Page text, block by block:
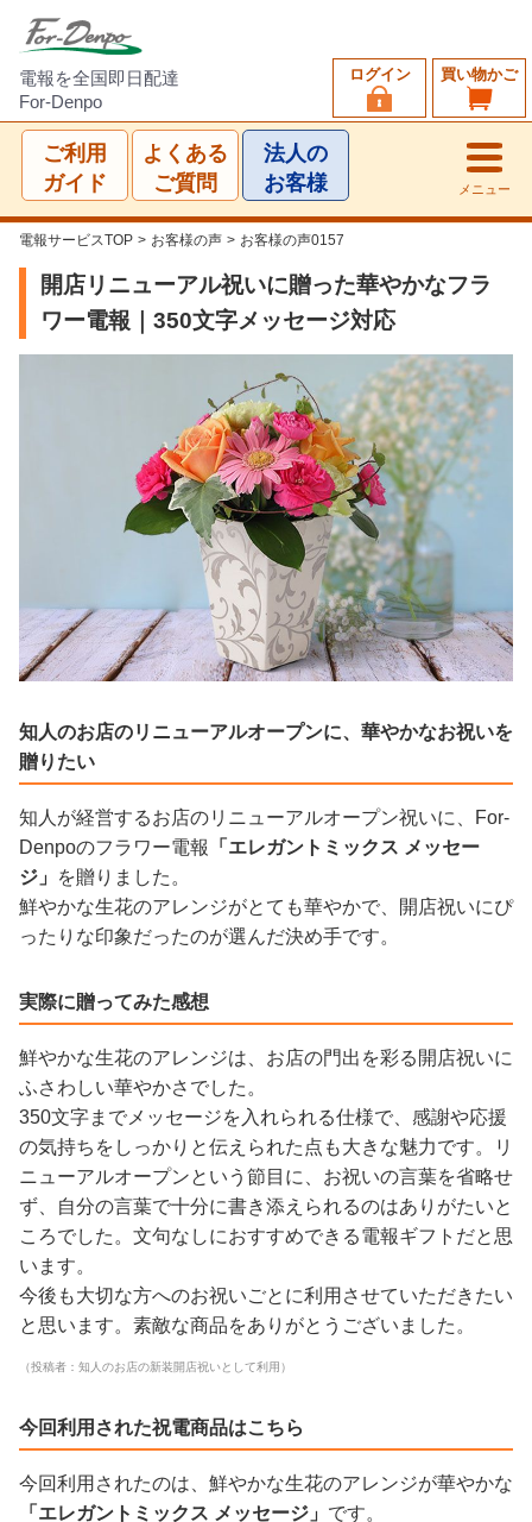
電報を全国即日配達
For-Denpo
買い物かご
ログイン
ご利用
ガイド
よくある
ご質問
法人の
お客様
メニュー
電報サービスTOP > お客様の声 > お客様の声0157
開店リニューアル祝いに贈った華やかなフラ
ワー電報｜350文字メッセージ対応
知人のお店のリニューアルオープンに、華やかなお祝いを
贈りたい
知人が経営するお店のリニューアルオープン祝いに、For-
Denpoのフラワー電報
「エレガントミックス メッセー
ジ」
を贈りました。
鮮やかな生花のアレンジがとても華やかで、開店祝いにぴ
ったりな印象だったのが選んだ決め手です。
実際に贈ってみた感想
鮮やかな生花のアレンジは、お店の門出を彩る開店祝いに
ふさわしい華やかさでした。
350文字までメッセージを入れられる仕様で、感謝や応援
の気持ちをしっかりと伝えられた点も大きな魅力です。リ
ニューアルオープンという節目に、お祝いの言葉を省略せ
ず、自分の言葉で十分に書き添えられるのはありがたいと
ころでした。文句なしにおすすめできる電報ギフトだと思
います。
今後も大切な方へのお祝いごとに利用させていただきたい
と思います。素敵な商品をありがとうございました。
（投稿者：知人のお店の新装開店祝いとして利用）
今回利用された祝電商品はこちら
今回利用されたのは、鮮やかな生花のアレンジが華やかな
「エレガントミックス メッセージ」 です。